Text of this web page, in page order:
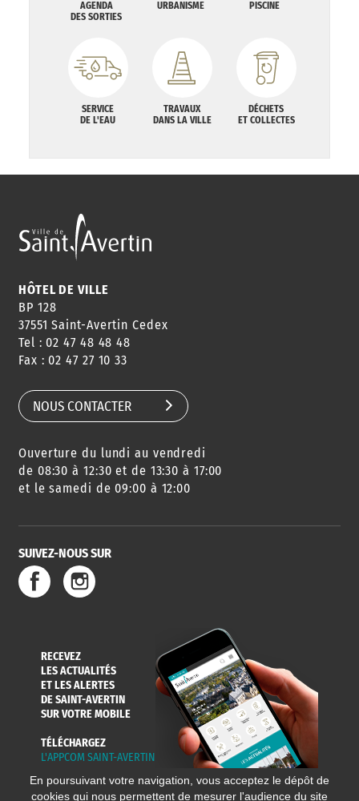
AGENDA
DES SORTIES
URBANISME PISCINE
SERVICE
DE L'EAU
TRAVAUX
DANS LA VILLE
DÉCHETS
ET COLLECTES
HÔTEL DE VILLE
BP 128
37551 Saint-Avertin Cedex
Tel : 02 47 48 48 48
Fax : 02 47 27 10 33
NOUS CONTACTER
Ouverture du lundi au vendredi
de 08:30 à 12:30 et de 13:30 à 17:00
et le samedi de 09:00 à 12:00
SUIVEZ-NOUS SUR
RECEVEZ
LES ACTUALITÉS
ET LES ALERTES
DE SAINT-AVERTIN
SUR VOTRE MOBILE
TÉLÉCHARGEZ
L'APPCOM SAINT-AVERTIN
En poursuivant votre navigation, vous acceptez le dépôt de
cookies qui nous permettent de mesurer l'audience du site